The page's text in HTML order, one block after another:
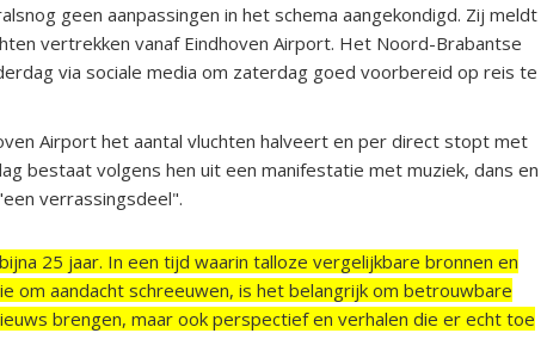
geen aanpassingen in het schema aangekondigd. Zij meldt
vertrekken vanaf Eindhoven Airport. Het Noord-Brabantse
via sociale media om zaterdag goed voorbereid op reis te
Airport het aantal vluchten halveert en per direct stopt met
bestaat volgens hen uit een manifestatie met muziek, dans en
verrassingsdeel".
25 jaar. In een tijd waarin talloze vergelijkbare bronnen en
om aandacht schreeuwen, is het belangrijk om betrouwbare
brengen, maar ook perspectief en verhalen die er echt toe